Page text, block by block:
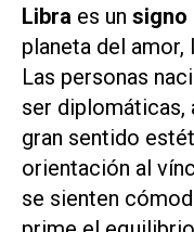
Libra es un signo
planeta del amor,
Las personas
ser diplomáticas,
gran sentido
orientación al
se sienten